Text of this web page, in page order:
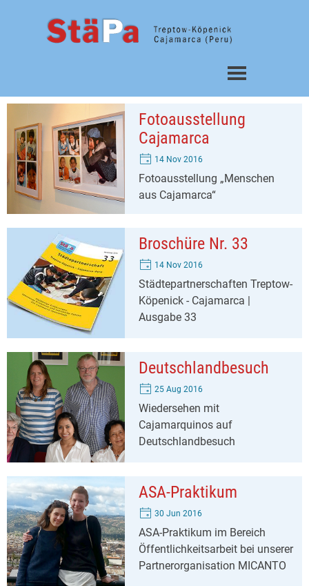
Menü überspringen
Fotoausstellung
Cajamarca
14 Nov 2016
Fotoausstellung „Menschen
aus Cajamarca“
Broschüre Nr. 33
14 Nov 2016
Städtepartnerschaften Treptow-
Köpenick - Cajamarca |
Ausgabe 33
Deutschlandbesuch
25 Aug 2016
Wiedersehen mit
Cajamarquinos auf
Deutschlandbesuch
ASA-Praktikum
30 Jun 2016
ASA-Praktikum im Bereich
Öffentlichkeitsarbeit bei unserer
Partnerorganisation MICANTO